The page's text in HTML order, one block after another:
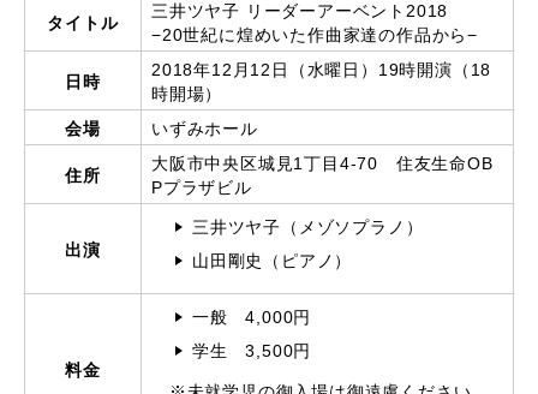
タイトル
三井ツヤ子 リーダーアーベント2018
−20世紀に煌めいた作曲家達の作品から−
日時
2018年12月12日（水曜日）19時開演（18
時開場）
会場
いずみホール
住所
大阪市中央区城見1丁目4-70 住友生命OB
Pプラザビル
出演
三井ツヤ子（メゾソプラノ）
山田剛史（ピアノ）
料金
一般 4,000円
学生 3,500円